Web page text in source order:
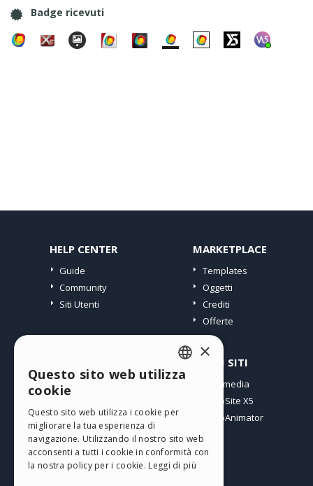
Badge ricevuti
HELP CENTER
Guide
Community
Siti Utenti
MARKETPLACE
Templates
Oggetti
Crediti
Offerte
I miei post
I miei Download
Spazio Web
I miei Crediti
ALTRI SITI
Incomedia
WebSite X5
WebAnimator
ENGLISH
SPANISH
PORTUGUESE
×
Questo sito web utilizza
cookie
Questo sito web utilizza i cookie per
migliorare la tua esperienza di
navigazione. Utilizzando il nostro sito web
acconsenti a tutti i cookie in conformità con
la nostra policy per i cookie. Leggi di più